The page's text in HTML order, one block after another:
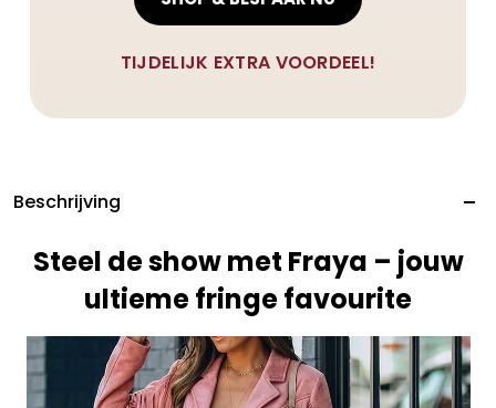
TIJDELIJK EXTRA VOORDEEL!
Beschrijving
Steel de show met Fraya – jouw
ultieme fringe favourite